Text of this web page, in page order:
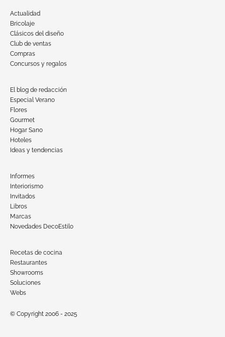
Actualidad
Bricolaje
Clásicos del diseño
Club de ventas
Compras
Concursos y regalos
El blog de redacción
Especial Verano
Flores
Gourmet
Hogar Sano
Hoteles
Ideas y tendencias
Informes
Interiorismo
Invitados
Libros
Marcas
Novedades DecoEstilo
Recetas de cocina
Restaurantes
Showrooms
Soluciones
Webs
© Copyright 2006 - 2025